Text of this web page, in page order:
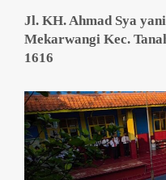
Jl. KH. Ahmad Sya
Mekarwangi Kec.
1616